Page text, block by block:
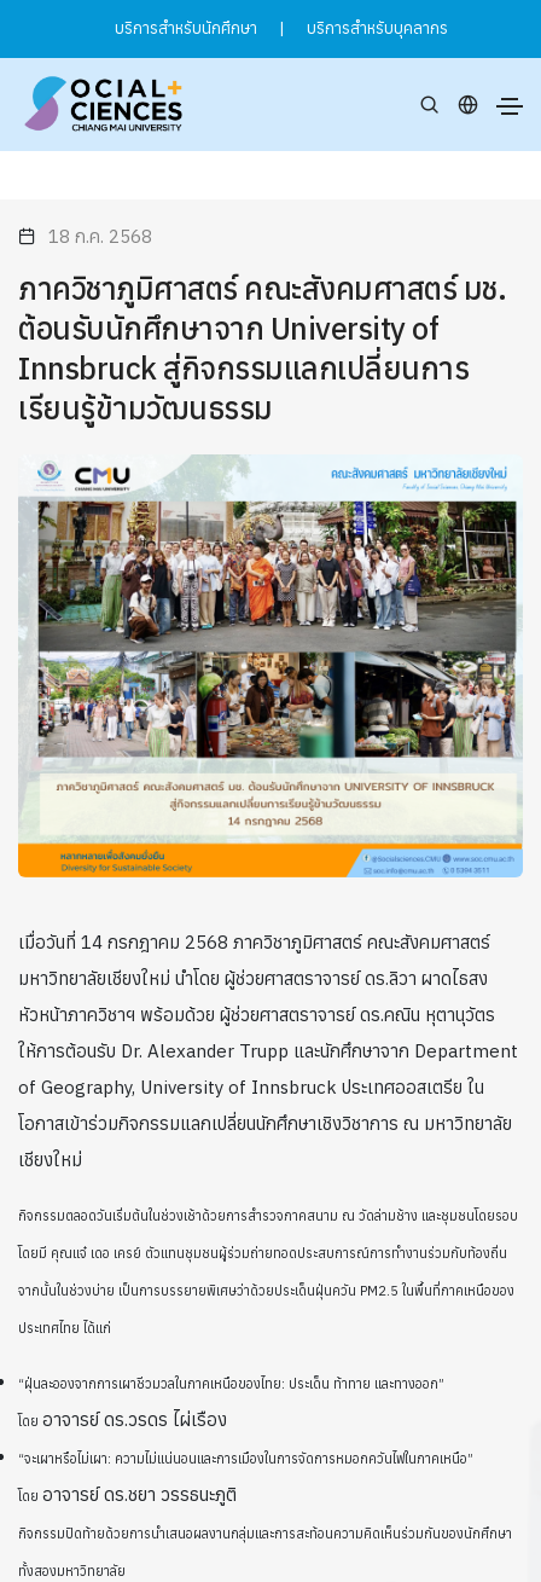
บริการสำหรับนักศึกษา | บริการสำหรับบุคลากร
18 ก.ค. 2568
ภาควิชาภูมิศาสตร์ คณะสังคมศาสตร์ มช.
ต้อนรับนักศึกษาจาก University of
Innsbruck สู่กิจกรรมแลกเปลี่ยนการ
เรียนรู้ข้ามวัฒนธรรม
เมื่อวันที่ 14 กรกฎาคม 2568 ภาควิชาภูมิศาสตร์ คณะสังคมศาสตร์
มหาวิทยาลัยเชียงใหม่ นำโดย ผู้ช่วยศาสตราจารย์ ดร.ลิวา ผาดไธสง
หัวหน้าภาควิชาฯ พร้อมด้วย ผู้ช่วยศาสตราจารย์ ดร.คณิน หุตานุวัตร
ให้การต้อนรับ Dr. Alexander Trupp และนักศึกษาจาก Department
of Geography, University of Innsbruck ประเทศออสเตรีย ใน
โอกาสเข้าร่วมกิจกรรมแลกเปลี่ยนนักศึกษาเชิงวิชาการ ณ มหาวิทยาลัย
เชียงใหม่
กิจกรรมตลอดวันเริ่มต้นในช่วงเช้าด้วยการสำรวจภาคสนาม ณ วัดล่ามช้าง และชุมชนโดยรอบ
โดยมี คุณแจ๋ เดอ เครย์ ตัวแทนชุมชนผู้ร่วมถ่ายทอดประสบการณ์การทำงานร่วมกับท้องถิ่น
จากนั้นในช่วงบ่าย เป็นการบรรยายพิเศษว่าด้วยประเด็นฝุ่นควัน PM2.5 ในพื้นที่ภาคเหนือของ
ประเทศไทย ได้แก่
“ฝุ่นละอองจากการเผาชีวมวลในภาคเหนือของไทย: ประเด็น ท้าทาย และทางออก”
โดย อาจารย์ ดร.วรดร ไผ่เรือง
“จะเผาหรือไม่เผา: ความไม่แน่นอนและการเมืองในการจัดการหมอกควันไฟในภาคเหนือ”
โดย อาจารย์ ดร.ชยา วรรธนะภูติ
กิจกรรมปิดท้ายด้วยการนำเสนอผลงานกลุ่มและการสะท้อนความคิดเห็นร่วมกันของนักศึกษา
ทั้งสองมหาวิทยาลัย